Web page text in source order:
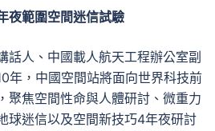
夜範圍空間迷信試驗
話人、中國載人航天工程辦公室副
年，中國空間站將面向世界科技前
聚焦空間性命與人體研討、微重力
球迷信以及空間新技巧4年夜研討